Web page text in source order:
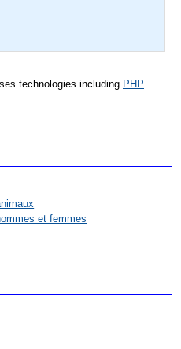
technologies including PHP
et femmes